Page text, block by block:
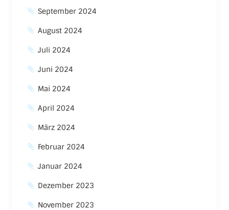
September 2024
August 2024
Juli 2024
Juni 2024
Mai 2024
April 2024
März 2024
Februar 2024
Januar 2024
Dezember 2023
November 2023